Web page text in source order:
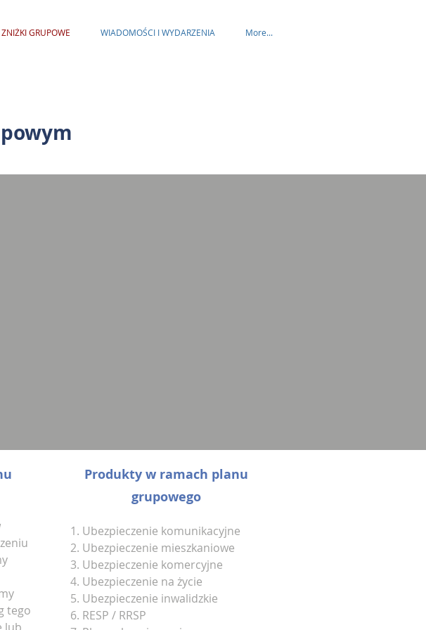
ZNIŻKI GRUPOWE WIADOMOŚCI I WYDARZENIA More...
tego
Produkty w ramach planu
grupowego
1. Ubezpieczenie komunikacyjne
2. Ubezpieczenie mieszkaniowe
3. Ubezpieczenie komercyjne
4. Ubezpieczenie na życie
5. Ubezpieczenie inwalidzkie
6. RESP / RRSP